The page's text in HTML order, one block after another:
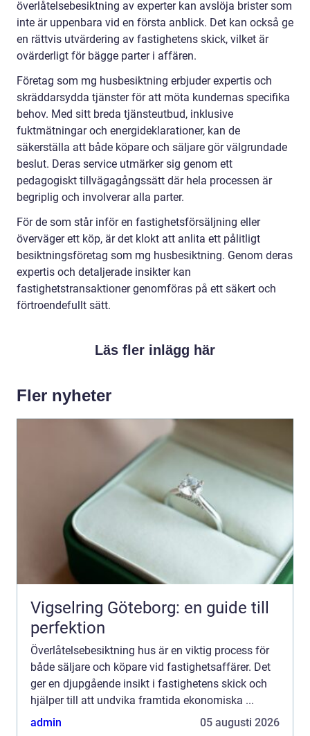
överlåtelsebesiktning av experter kan avslöja brister som
inte är uppenbara vid en första anblick. Det kan också ge
en rättvis utvärdering av fastighetens skick, vilket är
ovärderligt för bägge parter i affären.
Företag som mg husbesiktning erbjuder expertis och
skräddarsydda tjänster för att möta kundernas specifika
behov. Med sitt breda tjänsteutbud, inklusive
fuktmätningar och energideklarationer, kan de
säkerställa att både köpare och säljare gör välgrundade
beslut. Deras service utmärker sig genom ett
pedagogiskt tillvägagångssätt där hela processen är
begriplig och involverar alla parter.
För de som står inför en fastighetsförsäljning eller
överväger ett köp, är det klokt att anlita ett pålitligt
besiktningsföretag som mg husbesiktning. Genom deras
expertis och detaljerade insikter kan
fastighetstransaktioner genomföras på ett säkert och
förtroendefullt sätt.
Läs fler inlägg här
Fler nyheter
Vigselring Göteborg: en guide till
perfektion
Överlåtelsebesiktning hus är en viktig process för
både säljare och köpare vid fastighetsaffärer. Det
ger en djupgående insikt i fastighetens skick och
hjälper till att undvika framtida ekonomiska ...
admin
05 augusti 2026